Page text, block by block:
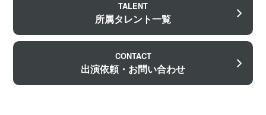
TALENT
所属タレント一覧
CONTACT
出演依頼・お問い合わせ